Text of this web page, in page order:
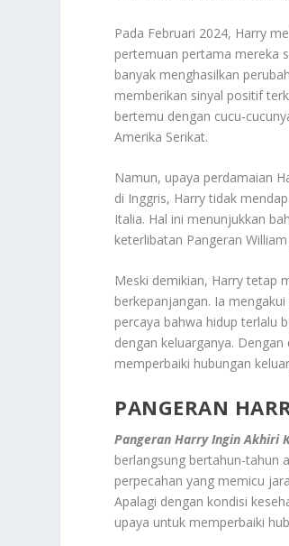
Pada Februari 2024, Harry
pertemuan pertama mereka
banyak menghasilkan
memberikan sinyal positif
bertemu dengan cucu-
Amerika Serikat.
Namun, upaya perdamaian
di Inggris, Harry tidak
Italia. Hal ini menunjukkan
keterlibatan Pangeran
Meski demikian, Harry tetap
berkepanjangan. Ia
percaya bahwa hidup terlalu
dengan keluarganya. Dengan
memperbaiki hubungan
PANGERAN
Pangeran Harry Ingin Akhiri
berlangsung bertahun-tahun
perpecahan yang memicu
Apalagi dengan kondisi
upaya untuk memperbaiki